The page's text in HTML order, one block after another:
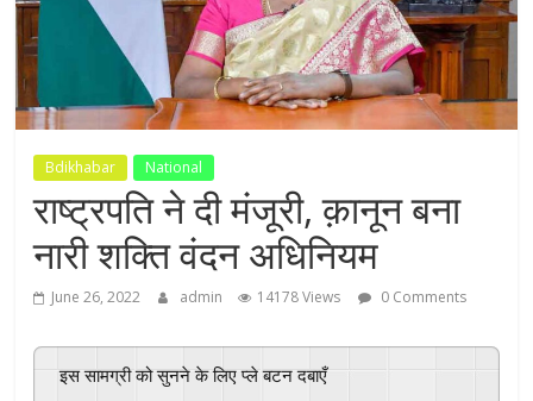
Bdikhabar National
राष्ट्रपति ने दी मंजूरी, क़ानून बना
नारी शक्ति वंदन अधिनियम
June 26, 2022 admin 14178 Views 0 Comments
इस सामग्री को सुनने के लिए प्ले बटन दबाएँ